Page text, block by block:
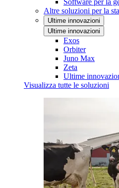
Software per la
Altre soluzioni per la
Ultime innovazioni
Ultime innovazioni
Exos
Orbiter
Juno Max
Zeta
Ultime
Visualizza tutte le soluzioni